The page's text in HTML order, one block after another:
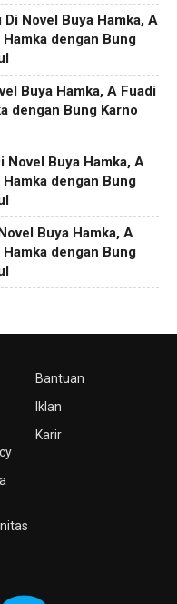
Di Novel Buya Hamka, A
dengan Bung
Buya Hamka, A Fuadi
dengan Bung Karno
Novel Buya Hamka, A
dengan Bung
Buya Hamka, A
dengan Bung
Bantuan
Iklan
Karir